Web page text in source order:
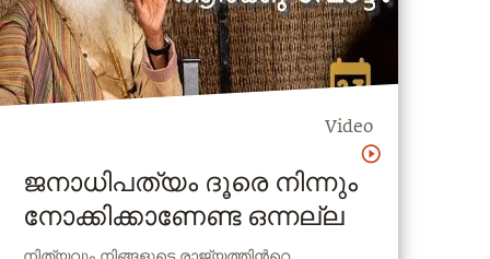
Video
ജനാധിപത്യം ദൂരെ നിന്നും
നോക്കിക്കാണേണ്ട ഒന്നല്ല